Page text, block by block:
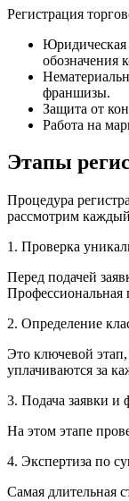
Регистрация
Юридическая
обозначения
франшизы.
Защита от
Работа на
Этапы
Процедура
рассмотрим
1. Проверка
Перед подачей
Профессиональная
2. Определение
Это ключевой
уплачиваются за
3. Подача заявки и
На этом этапе
4. Экспертиза по
Самая длительная